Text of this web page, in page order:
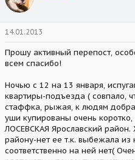
14.01.2013
Прошу активный перепост,
всем спасибо!
Ночью с 12 на 13 января,
квартиры-подъезда ( совпало,
стаффка, рыжая, к людям
уши купированы очень
ЛОСЕВСКАЯ Ярославский район.
району-нет ее т.к. выбежала
соответственно на ней нет(